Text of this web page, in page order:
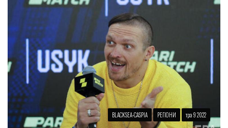
BLACKSEA-CASPIA РЕГІОНИ тра 9 2022